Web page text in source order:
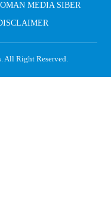
MEDIA SIBER
. All Right Reserved.